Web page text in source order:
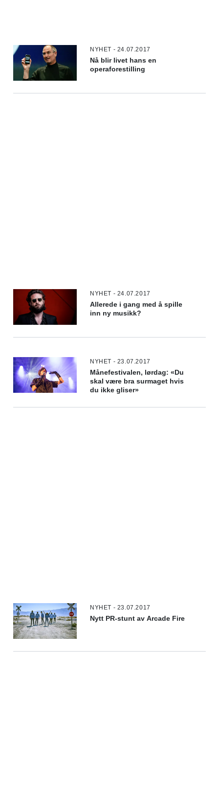
NYHET - 24.07.2017
Nå blir livet hans en
operaforestilling
NYHET - 24.07.2017
Allerede i gang med å spille
inn ny musikk?
NYHET - 23.07.2017
Månefestivalen, lørdag: «Du
skal være bra surmaget hvis
du ikke gliser»
NYHET - 23.07.2017
Nytt PR-stunt av Arcade Fire